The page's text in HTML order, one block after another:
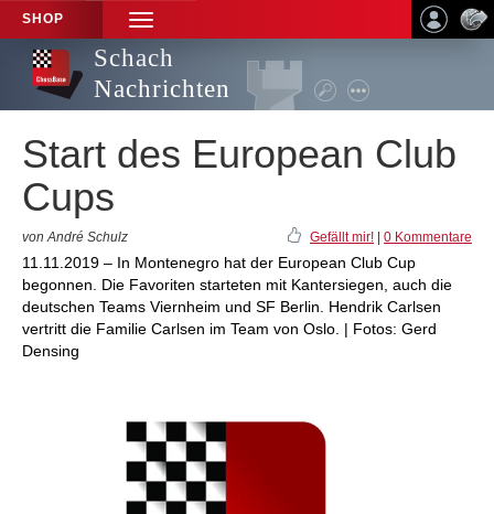
SHOP
TOGGLE
NAVIGATION
Schach
Nachrichten
Start des European Club
Cups
von André Schulz Gefällt mir! 0 Kommentare
11.11.2019 – In Montenegro hat der European Club Cup
begonnen. Die Favoriten starteten mit Kantersiegen, auch die
deutschen Teams Viernheim und SF Berlin. Hendrik Carlsen
vertritt die Familie Carlsen im Team von Oslo. | Fotos: Gerd
Densing